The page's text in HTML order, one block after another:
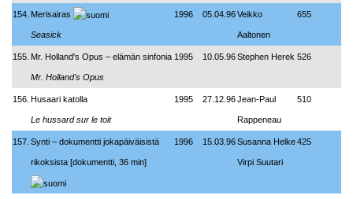
154. Merisairas
Seasick
1996 05.04.96Veikko
Aaltonen
655
155. Mr. Holland's Opus – elämän sinfonia
Mr. Holland's Opus
1995 10.05.96Stephen Herek 526
156. Husaari katolla
Le hussard sur le toit
1995 27.12.96Jean-Paul
Rappeneau
510
157. Synti – dokumentti jokapäiväisistä
rikoksista [dokumentti, 36 min]
1996 15.03.96Susanna Helke
Virpi Suutari
425